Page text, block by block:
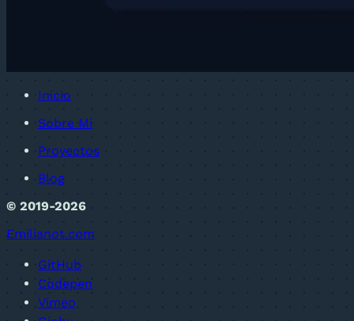
Inicio
Sobre Mi
Proyectos
Blog
© 2019-2026
Emilianot.com
GitHub
Codepen
Vimeo